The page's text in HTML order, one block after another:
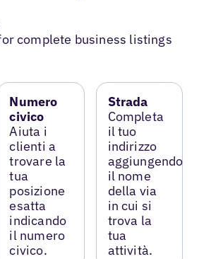
complete business listings
Numero
civico
Aiuta i
clienti a
trovare la
tua
posizione
esatta
indicando
il numero
civico.
Strada
Completa
il tuo
indirizzo
aggiungendo
il nome
della via
in cui si
trova la
tua
attività.